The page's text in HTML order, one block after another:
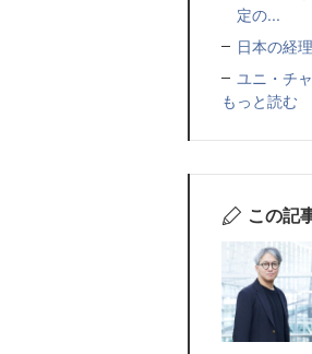
定の...
日本の経
ユニ・チ
もっと読む
この記